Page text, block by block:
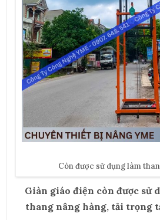
Còn được sử dụng làm
Giàn giáo điện còn được sử
thang nâng hàng, tải trọng